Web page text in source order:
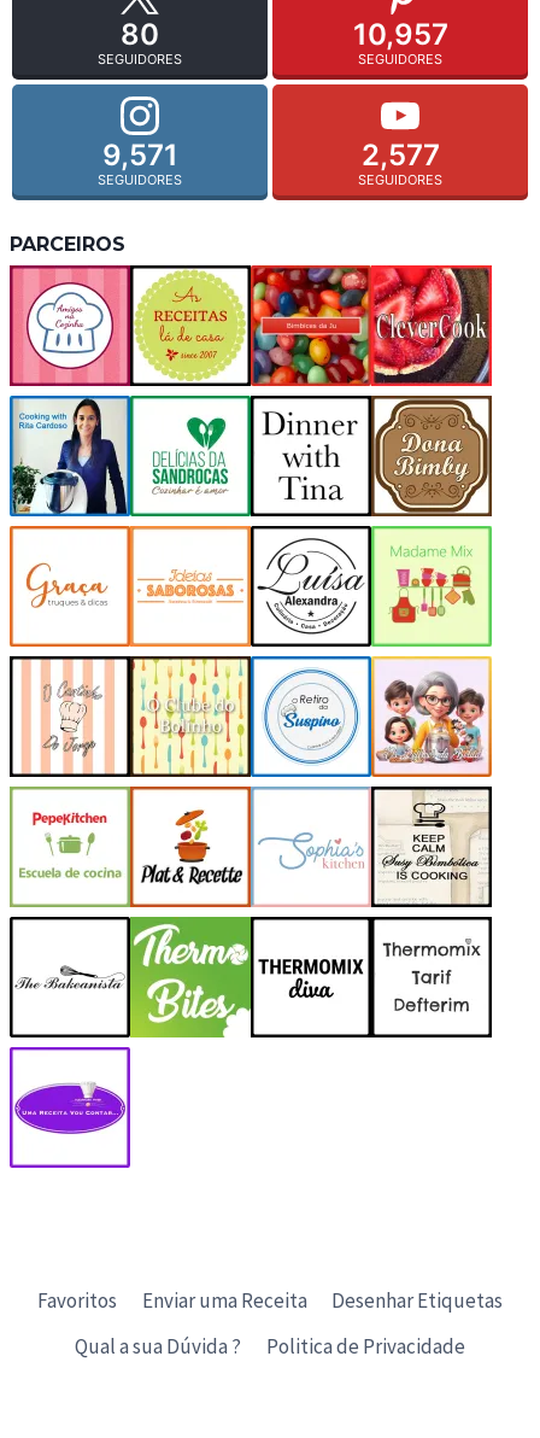
80
SEGUIDORES
10,957
SEGUIDORES
9,571
SEGUIDORES
2,577
SEGUIDORES
PARCEIROS
Favoritos Enviar uma Receita
Desenhar Etiquetas
Qual a sua Dúvida ?
Politica de Privacidade